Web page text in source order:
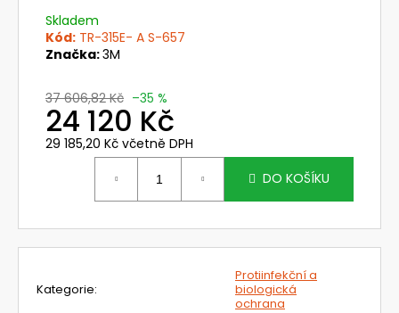
Skladem
Kód: TR-315E- A S-657
Značka:3M
37 606,82 Kč –35 %
24 120 Kč
29 185,20 Kč včetně DPH
DO KOŠÍKU
Kategorie:
Protiinfekční a
biologická
ochrana
OCHRANA
HLAVY